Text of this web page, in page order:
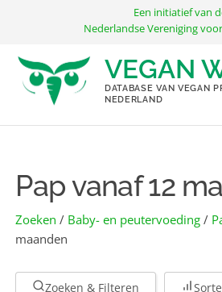
inhoud
Een initiatief van
Nederlandse Vereniging
VEGAN
DATABASE VAN VEGAN
NEDERLAND
Pap vanaf 12
Zoeken / Baby- en peutervoeding /
maanden
Zoeken & Filteren